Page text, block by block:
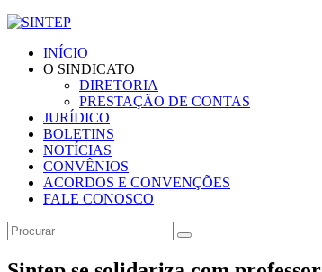
INÍCIO
O SINDICATO
DIRETORIA
PRESTAÇÃO DE CONTAS
JURÍDICO
BOLETINS
NOTÍCIAS
CONVÊNIOS
ACORDOS E CONVENÇÕES
FALE CONOSCO